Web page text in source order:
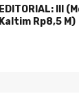
EDITORIAL: III
Kaltim Rp8,5 M)